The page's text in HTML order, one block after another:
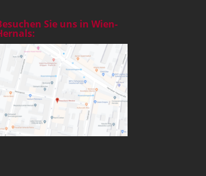
Sie uns in Wien-